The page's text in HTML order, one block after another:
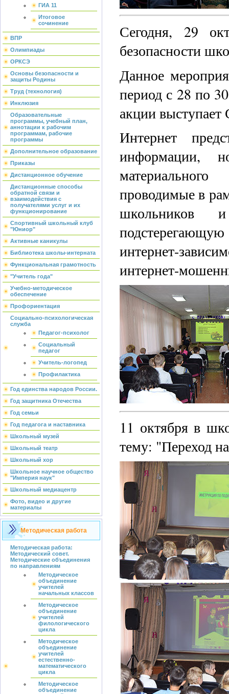
ГИА 11
Итоговое
сочинение
ВПР
Олимпиады
ОРКСЭ
Основы безопасности и
защиты Родины
Труд (технология)
Инклюзия
Образовательные
программы, учебный план,
аннотации к рабочим
программам, рабочие
программы
Дополнительное образование
Приказы
Дистанционное обучение
Дистанционные способы
обратной связи и
взаимодействия с
получателями услуг и их
функционирование
Спортивный школьный клуб
"Юниор"
Активные каникулы
Библиотека школы-интерната
Функциональная грамотность
"Учитель года"
Учебно-методическое
обеспечение
Профориентация
Социально-психологическая
служба
Педагог-психолог
Социальный
педагог
Учитель-логопед
Профилактика
Год единства народов России.
Год защитника Отечества
Год семьи
Год педагога и наставника
Школьный музей
Школьный театр
Школьный хор
Школьное научное общество
"Империя наук"
Школьный медиацентр
Фото, видео и другие
материалы
Методическая работа
Методическая работа:
Методический совет.
Методические объединения
по направлениям
Методическое
объединение
учителей
начальных классов
Методическое
объединение
учителей
филологического
цикла
Методическое
объединение
учителей
естественно-
математического
цикла
Методическое
объединение
Сегодня, 29
безопасности
Данное
период с 28 по
акции
Интернет
информации,
проводимые в
школьников
интернет-
интернет-
11 октября в
тему: "Переход